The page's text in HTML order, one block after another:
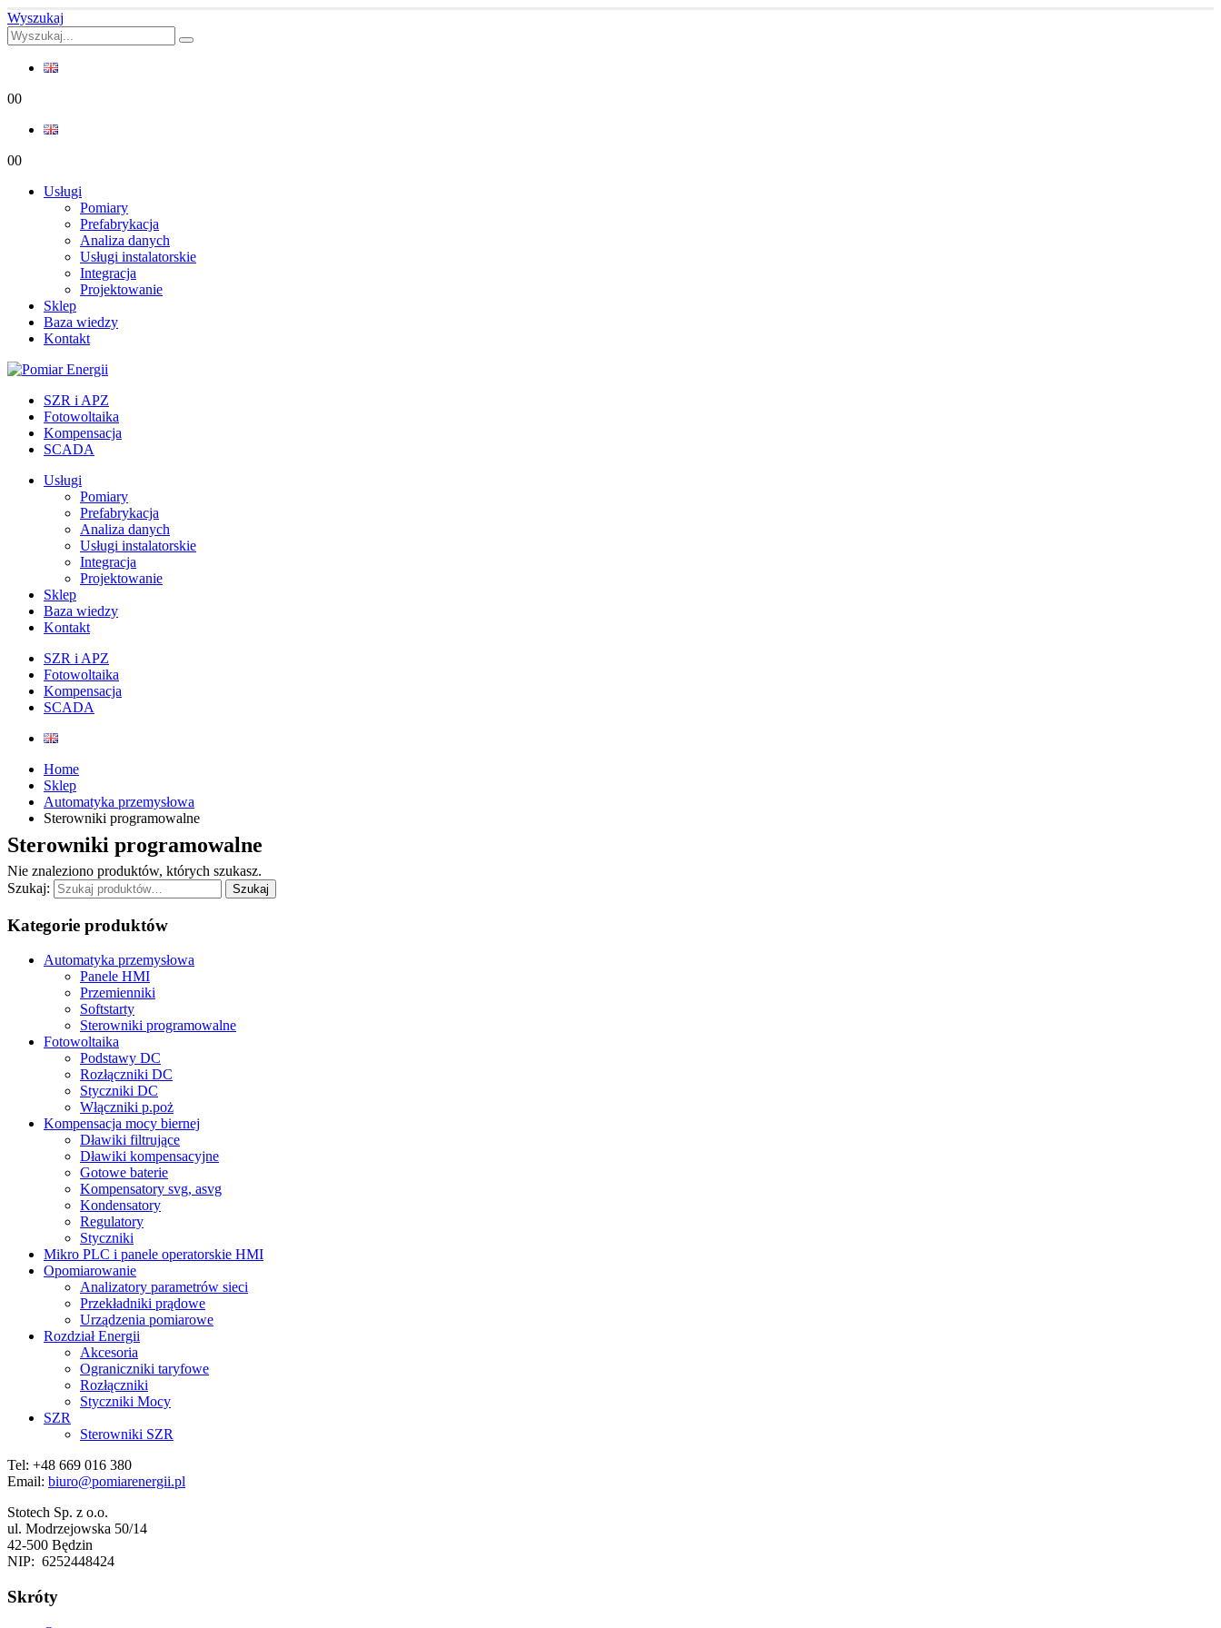
Wyszukaj
00
00
Usługi
Pomiary
Prefabrykacja
Analiza danych
Usługi instalatorskie
Integracja
Projektowanie
Sklep
Baza wiedzy
Kontakt
SZR i APZ
Fotowoltaika
Kompensacja
SCADA
Usługi
Pomiary
Prefabrykacja
Analiza danych
Usługi instalatorskie
Integracja
Projektowanie
Sklep
Baza wiedzy
Kontakt
SZR i APZ
Fotowoltaika
Kompensacja
SCADA
Home
Sklep
Automatyka przemysłowa
Sterowniki programowalne
Sterowniki programowalne
Nie znaleziono produktów, których szukasz.
Szukaj:
Szukaj
Kategorie produktów
Automatyka przemysłowa
Panele HMI
Przemienniki
Softstarty
Sterowniki programowalne
Fotowoltaika
Podstawy DC
Rozłączniki DC
Styczniki DC
Włączniki p.poż
Kompensacja mocy biernej
Dławiki filtrujące
Dławiki kompensacyjne
Gotowe baterie
Kompensatory svg, asvg
Kondensatory
Regulatory
Styczniki
Mikro PLC i panele operatorskie HMI
Opomiarowanie
Analizatory parametrów sieci
Przekładniki prądowe
Urządzenia pomiarowe
Rozdział Energii
Akcesoria
Ograniczniki taryfowe
Rozłączniki
Styczniki Mocy
SZR
Sterowniki SZR
Tel: +48 669 016 380
Email: biuro@pomiarenergii.pl
Stotech Sp. z o.o.
ul. Modrzejowska 50/14
42-500 Będzin
NIP: 6252448424
Skróty